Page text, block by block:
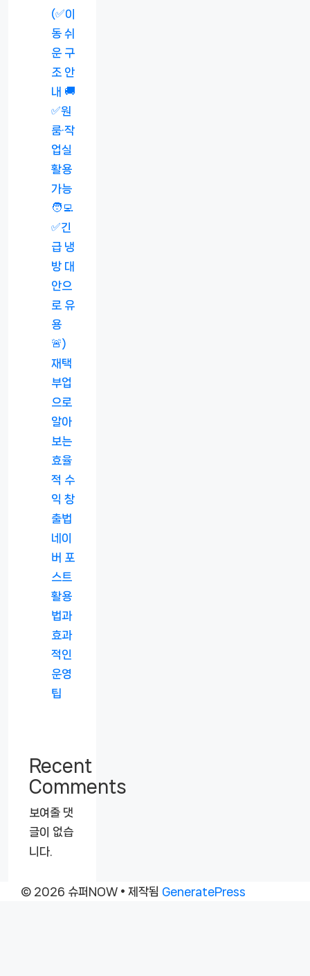
(✅이
동 쉬
운 구
조 안
내 🚚
✅원
룸·작
업실
활용
가능
🧑‍💻
✅긴
급 냉
방 대
안으
로 유
용
🚨)
재택
부업
으로
알아
보는
효율
적 수
익 창
출법
네이
버 포
스트
활용
법과
효과
적인
운영
팁
Recent
Comments
보여줄 댓
글이 없습
니다.
© 2026 슈퍼NOW • 제작됨 GeneratePress